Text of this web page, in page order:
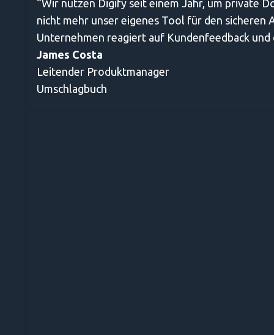
“Wir nutzen Digify seit einem Jahr, um private
nicht mehr unser eigenes Tool für den sicheren
Unternehmen reagiert auf Kundenfeedback
James Costa
Leitender Produktmanager
Umschlagbuch